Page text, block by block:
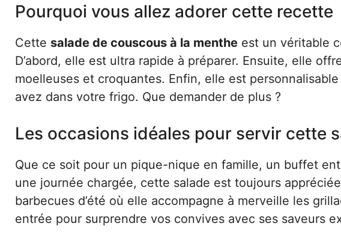
Pourquoi vous allez adorer cette recette
Cette salade de couscous à la menthe est un véritable
D’abord, elle est ultra rapide à préparer. Ensuite, elle
moelleuses et croquantes. Enfin, elle est
avez dans votre frigo. Que demander de plus ?
Les occasions idéales pour servir cette
Que ce soit pour un pique-nique en famille, un buffet
une journée chargée, cette salade est toujours
barbecues d’été où elle accompagne à merveille les
entrée pour surprendre vos convives avec ses saveurs